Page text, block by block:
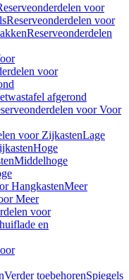
voor
Reserveonderdelen voor
Reserveonderdelen
voor
afgerond
voor Voor
voor ZijkastenLage
Hoge
Middelhoge
HangkastenMeer
Meer
voor
en
Verder toebehorenSpiegels